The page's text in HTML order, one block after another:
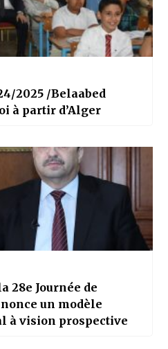
2025 /Belaabed
à partir d’Alger
28e Journée de
un modèle
à vision prospective